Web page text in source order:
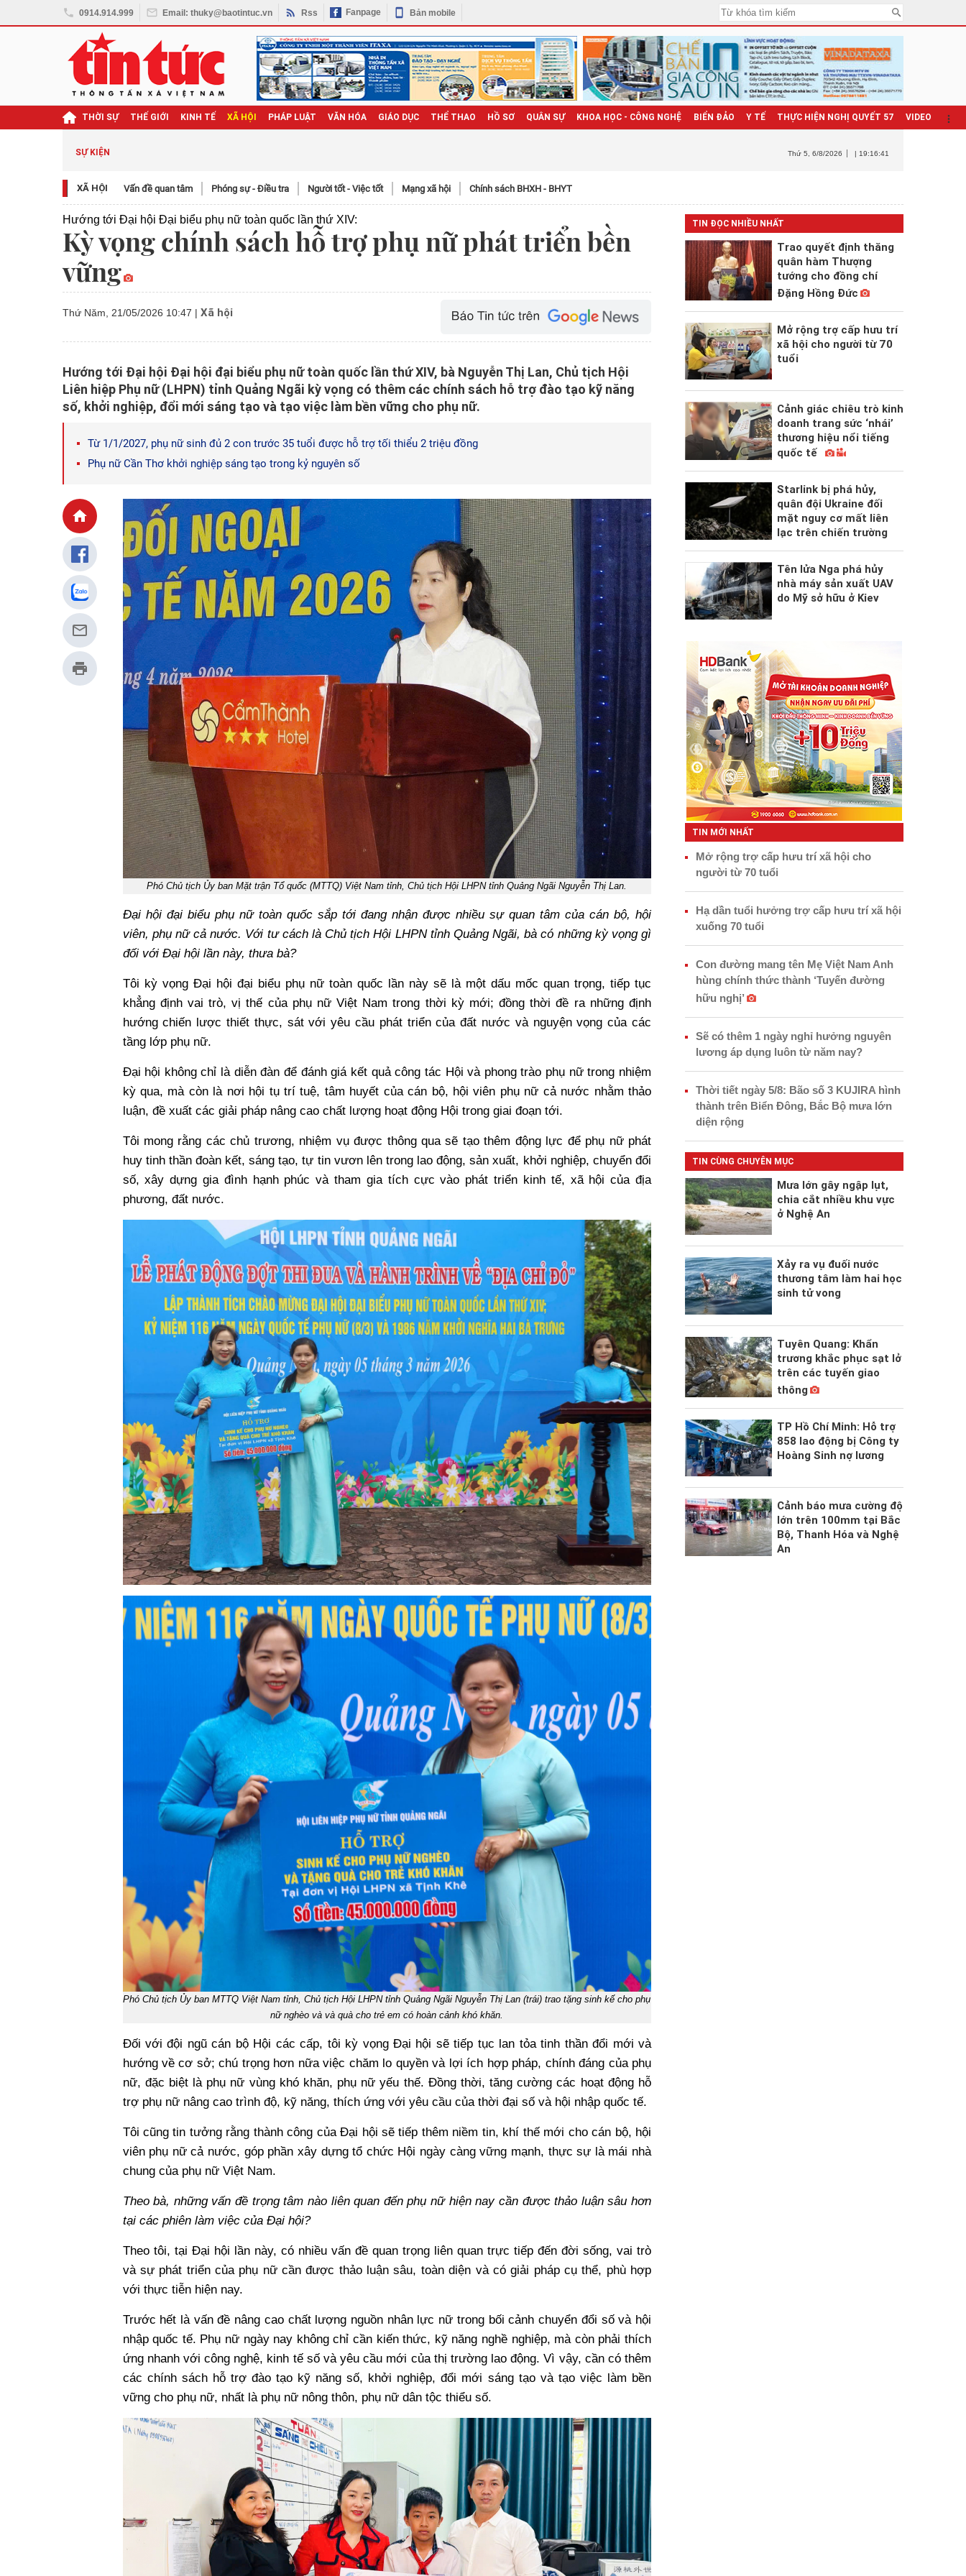
0914.914.999 Email: thuky@baotintuc.vn Rss Fanpage Bản mobile
THỜI SỰ THẾ GIỚI KINH TẾ XÃ HỘI PHÁP LUẬT VĂN HÓA GIÁO DỤC THỂ THAO HỒ SƠ QUÂN SỰ KHOA HỌC - CÔNG NGHỆ BIỂN ĐẢO Y TẾ THỰC HIỆN NGHỊ QUYẾT 57 VIDEO
SỰ KIỆN
quyết Đại hội XIV Thứ 5 , 6/8/2026 | 19:16:43
XÃ HỘI Vấn đề quan tâm Phóng sự - Điều tra Người tốt - Việc tốt Mạng xã hội Chính sách BHXH - BHYT
Hướng tới Đại hội Đại biểu phụ nữ toàn quốc lần thứ XIV:
Kỳ vọng chính sách hỗ trợ phụ nữ phát triển bền
vững
Thứ Năm, 21/05/2026 10:47 | Xã hội
Hướng tới Đại hội Đại hội đại biểu phụ nữ toàn quốc lần thứ XIV, bà Nguyễn Thị Lan, Chủ tịch Hội
Liên hiệp Phụ nữ (LHPN) tỉnh Quảng Ngãi kỳ vọng có thêm các chính sách hỗ trợ đào tạo kỹ năng
số, khởi nghiệp, đổi mới sáng tạo và tạo việc làm bền vững cho phụ nữ.
Từ 1/1/2027, phụ nữ sinh đủ 2 con trước 35 tuổi được hỗ trợ tối thiểu 2 triệu đồng
Phụ nữ Cần Thơ khởi nghiệp sáng tạo trong kỷ nguyên số​
Phó Chủ tịch Ủy ban Mặt trận Tổ quốc (MTTQ) Việt Nam tỉnh, Chủ tịch Hội LHPN tỉnh Quảng Ngãi Nguyễn Thị Lan.
Đại hội đại biểu phụ nữ toàn quốc sắp tới đang nhận được nhiều sự quan tâm của cán bộ, hội
viên, phụ nữ cả nước. Với tư cách là Chủ tịch Hội LHPN tỉnh Quảng Ngãi, bà có những kỳ vọng gì
đối với Đại hội lần này, thưa bà?
Tôi kỳ vọng Đại hội đại biểu phụ nữ toàn quốc lần này sẽ là một dấu mốc quan trọng, tiếp tục
khẳng định vai trò, vị thế của phụ nữ Việt Nam trong thời kỳ mới; đồng thời đề ra những định
hướng chiến lược thiết thực, sát với yêu cầu phát triển của đất nước và nguyện vọng của các
tầng lớp phụ nữ.
Đại hội không chỉ là diễn đàn để đánh giá kết quả công tác Hội và phong trào phụ nữ trong nhiệm
kỳ qua, mà còn là nơi hội tụ trí tuệ, tâm huyết của cán bộ, hội viên phụ nữ cả nước nhằm thảo
luận, đề xuất các giải pháp nâng cao chất lượng hoạt động Hội trong giai đoạn tới.
Tôi mong rằng các chủ trương, nhiệm vụ được thông qua sẽ tạo thêm động lực để phụ nữ phát
huy tinh thần đoàn kết, sáng tạo, tự tin vươn lên trong lao động, sản xuất, khởi nghiệp, chuyển đổi
số, xây dựng gia đình hạnh phúc và tham gia tích cực vào phát triển kinh tế, xã hội của địa
phương, đất nước.
Phó Chủ tịch Ủy ban MTTQ Việt Nam tỉnh, Chủ tịch Hội LHPN tỉnh Quảng Ngãi Nguyễn Thị Lan (trái) trao tặng sinh kế cho phụ
nữ nghèo và và quà cho trẻ em có hoàn cảnh khó khăn.
Đối với đội ngũ cán bộ Hội các cấp, tôi kỳ vọng Đại hội sẽ tiếp tục lan tỏa tinh thần đổi mới và
hướng về cơ sở; chú trọng hơn nữa việc chăm lo quyền và lợi ích hợp pháp, chính đáng của phụ
nữ, đặc biệt là phụ nữ vùng khó khăn, phụ nữ yếu thế. Đồng thời, tăng cường các hoạt động hỗ
trợ phụ nữ nâng cao trình độ, kỹ năng, thích ứng với yêu cầu của thời đại số và hội nhập quốc tế.
Tôi cũng tin tưởng rằng thành công của Đại hội sẽ tiếp thêm niềm tin, khí thế mới cho cán bộ, hội
viên phụ nữ cả nước, góp phần xây dựng tổ chức Hội ngày càng vững mạnh, thực sự là mái nhà
chung của phụ nữ Việt Nam.
Theo bà, những vấn đề trọng tâm nào liên quan đến phụ nữ hiện nay cần được thảo luận sâu hơn
tại các phiên làm việc của Đại hội?
Theo tôi, tại Đại hội lần này, có nhiều vấn đề quan trọng liên quan trực tiếp đến đời sống, vai trò
và sự phát triển của phụ nữ cần được thảo luận sâu, toàn diện và có giải pháp cụ thể, phù hợp
với thực tiễn hiện nay.
Trước hết là vấn đề nâng cao chất lượng nguồn nhân lực nữ trong bối cảnh chuyển đổi số và hội
nhập quốc tế. Phụ nữ ngày nay không chỉ cần kiến thức, kỹ năng nghề nghiệp, mà còn phải thích
ứng nhanh với công nghệ, kinh tế số và yêu cầu mới của thị trường lao động. Vì vậy, cần có thêm
các chính sách hỗ trợ đào tạo kỹ năng số, khởi nghiệp, đổi mới sáng tạo và tạo việc làm bền
vững cho phụ nữ, nhất là phụ nữ nông thôn, phụ nữ dân tộc thiểu số.
TIN ĐỌC NHIỀU NHẤT
Trao quyết định thăng
quân hàm Thượng
tướng cho đồng chí
Đặng Hồng Đức
Mở rộng trợ cấp hưu trí
xã hội cho người từ 70
tuổi
Cảnh giác chiêu trò kinh
doanh trang sức ‘nhái’
thương hiệu nổi tiếng
quốc tế
Starlink bị phá hủy,
quân đội Ukraine đối
mặt nguy cơ mất liên
lạc trên chiến trường
Tên lửa Nga phá hủy
nhà máy sản xuất UAV
do Mỹ sở hữu ở Kiev
TIN MỚI NHẤT
Mở rộng trợ cấp hưu trí xã hội cho
người từ 70 tuổi
Hạ dần tuổi hưởng trợ cấp hưu trí xã hội
xuống 70 tuổi
Con đường mang tên Mẹ Việt Nam Anh
hùng chính thức thành ‘Tuyến đường
hữu nghị’
Sẽ có thêm 1 ngày nghỉ hưởng nguyên
lương áp dụng luôn từ năm nay?
Thời tiết ngày 5/8: Bão số 3 KUJIRA hình
thành trên Biển Đông, Bắc Bộ mưa lớn
diện rộng
TIN CÙNG CHUYÊN MỤC
Mưa lớn gây ngập lụt,
chia cắt nhiều khu vực
ở Nghệ An
Xảy ra vụ đuối nước
thương tâm làm hai học
sinh tử vong
Tuyên Quang: Khẩn
trương khắc phục sạt lở
trên các tuyến giao
thông
TP Hồ Chí Minh: Hỗ trợ
858 lao động bị Công ty
Hoàng Sinh nợ lương
Cảnh báo mưa cường độ
lớn trên 100mm tại Bắc
Bộ, Thanh Hóa và Nghệ
An